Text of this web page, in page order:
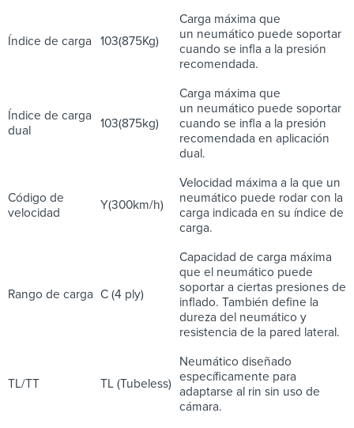
Índice de carga 103(875Kg)
Carga máxima que
un neumático puede soportar
cuando se infla a la presión
recomendada.
Índice de carga
dual
103(875kg)
Carga máxima que
un neumático puede soportar
cuando se infla a la presión
recomendada en aplicación
dual.
Código de
velocidad
Y(300km/h)
Velocidad máxima a la que un
neumático puede rodar con la
carga indicada en su índice de
carga.
Rango de carga C (4 ply)
Capacidad de carga máxima
que el neumático puede
soportar a ciertas presiones de
inflado. También define la
dureza del neumático y
resistencia de la pared lateral.
TL/TT TL (Tubeless)
Neumático diseñado
específicamente para
adaptarse al rin sin uso de
cámara.